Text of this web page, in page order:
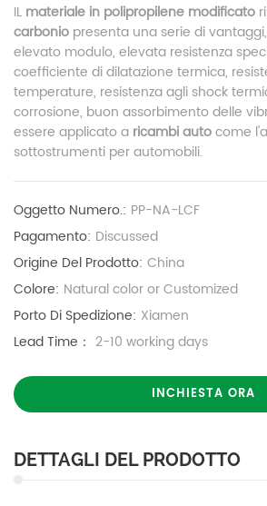
IL materiale in polipropilene modificato
carbonio presenta una serie di
elevato modulo, elevata resistenza
coefficiente di dilatazione termica,
temperature, resistenza agli shock
corrosione, buon assorbimento delle
essere applicato a ricambi autocome
sottostrumenti per automobili.
Oggetto Numero.: PP-NA-LCF
Pagamento: Discussed
Origine Del Prodotto: China
Colore: Natural color or Customized
Porto Di Spedizione: Xiamen
Lead Time： 2-10 working days
INCHIESTA ORA
DETTAGLI DEL PRODOTTO